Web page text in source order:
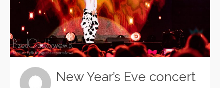
New Year’s Eve concert